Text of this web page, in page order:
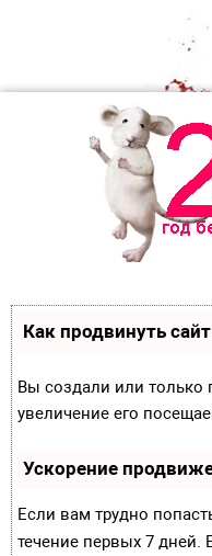
Как продвинуть
Вы создали или только
увеличение его
Ускорение
Если вам трудно
течение первых 7 дней.